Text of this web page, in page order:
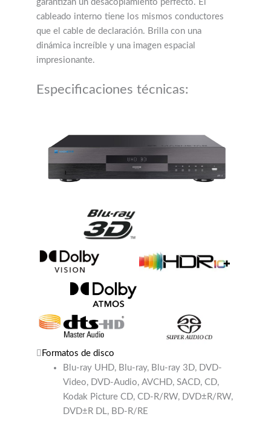
garantizan un desacoplamiento perfecto. El
cableado interno tiene los mismos conductores
que el cable de declaración. Brilla con una
dinámica increíble y una imagen espacial
impresionante.
Especificaciones técnicas:
Formatos de disco
Blu-ray UHD, Blu-ray, Blu-ray 3D, DVD-
Video, DVD-Audio, AVCHD, SACD, CD,
Kodak Picture CD, CD-R/RW, DVD±R/RW,
DVD±R DL, BD-R/RE